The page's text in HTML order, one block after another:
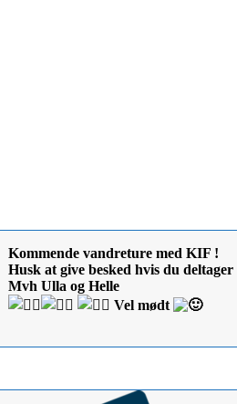
Kommende vandreture med KIF !
Husk at give besked hvis du deltager
Mvh Ulla og Helle
Vel mødt